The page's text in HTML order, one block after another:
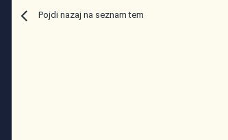
Pojdi nazaj na seznam tem